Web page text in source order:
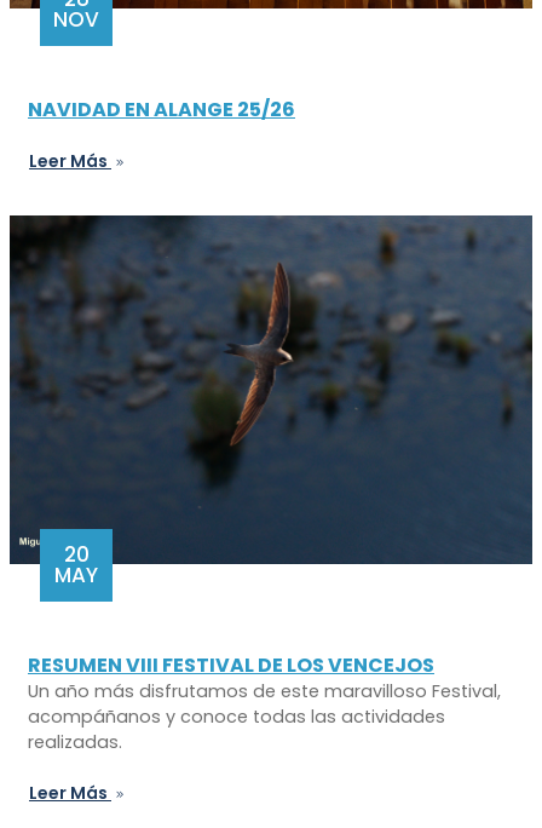
NOV
NAVIDAD EN ALANGE 25/26
Leer Más
20
MAY
RESUMEN VIII FESTIVAL DE LOS VENCEJOS
Un año más disfrutamos de este maravilloso Festival,
acompáñanos y conoce todas las actividades
realizadas.
Leer Más